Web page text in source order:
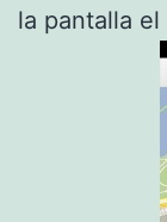
la pantalla